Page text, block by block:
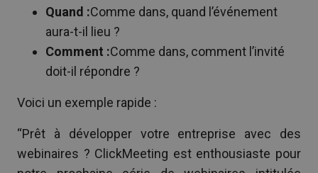
Quand :Comme dans, quand l’événement
aura-t-il lieu ?
Comment :Comme dans, comment l’invité
doit-il répondre ?
Voici un exemple rapide :
“Prêt à développer votre entreprise avec des
webinaires ? ClickMeeting est enthousiaste pour